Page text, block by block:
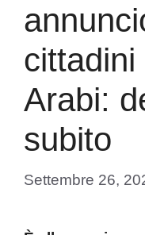
Arabi:
subito
Settembre 26,